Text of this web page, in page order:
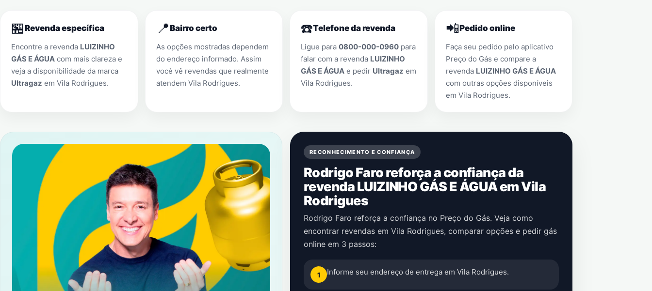
🏪Revenda específica
Encontre a revenda LUIZINHO
GÁS E ÁGUA com mais clareza e
veja a disponibilidade da marca
Ultragaz em Vila Rodrigues.
📍Bairro certo
As opções mostradas dependem
do endereço informado. Assim
você vê revendas que realmente
atendem Vila Rodrigues.
☎️Telefone da revenda
Ligue para 0800-000-0960 para
falar com a revenda LUIZINHO
GÁS E ÁGUA e pedir Ultragaz em
Vila Rodrigues.
📲Pedido online
Faça seu pedido pelo aplicativo
Preço do Gás e compare a
revenda LUIZINHO GÁS E ÁGUA
com outras opções disponíveis
em Vila Rodrigues.
RECONHECIMENTO E CONFIANÇA
Rodrigo Faro reforça a confiança da
revenda LUIZINHO GÁS E ÁGUA em Vila
Rodrigues
Rodrigo Faro reforça a confiança no Preço do Gás. Veja como
encontrar revendas em Vila Rodrigues, comparar opções e pedir gás
online em 3 passos:
1 Informe seu endereço de entrega em Vila Rodrigues.